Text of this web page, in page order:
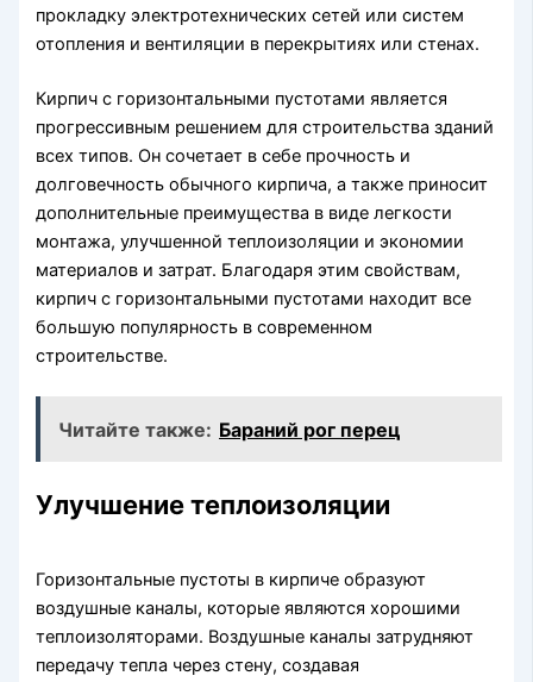
прокладку электротехнических сетей или систем
отопления и вентиляции в перекрытиях или стенах.
Кирпич с горизонтальными пустотами является
прогрессивным решением для строительства зданий
всех типов. Он сочетает в себе прочность и
долговечность обычного кирпича, а также приносит
дополнительные преимущества в виде легкости
монтажа, улучшенной теплоизоляции и экономии
материалов и затрат. Благодаря этим свойствам,
кирпич с горизонтальными пустотами находит все
большую популярность в современном
строительстве.
Читайте также: Бараний рог перец
Улучшение теплоизоляции
Горизонтальные пустоты в кирпиче образуют
воздушные каналы, которые являются хорошими
теплоизоляторами. Воздушные каналы затрудняют
передачу тепла через стену, создавая